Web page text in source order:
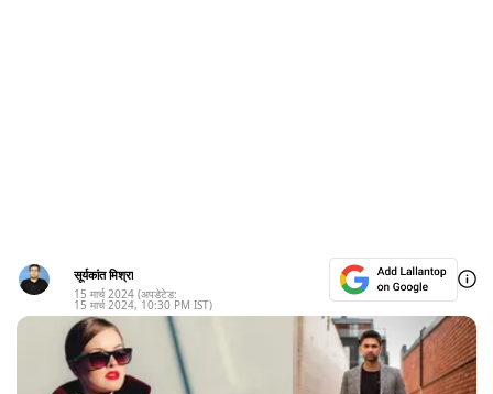
सूर्यकांत मिश्रा
15 मार्च 2024 (अपडेटेड:
15 मार्च 2024, 10:30 PM IST)